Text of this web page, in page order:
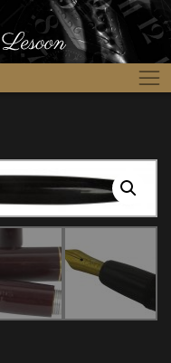
plume Mallat Intégral –